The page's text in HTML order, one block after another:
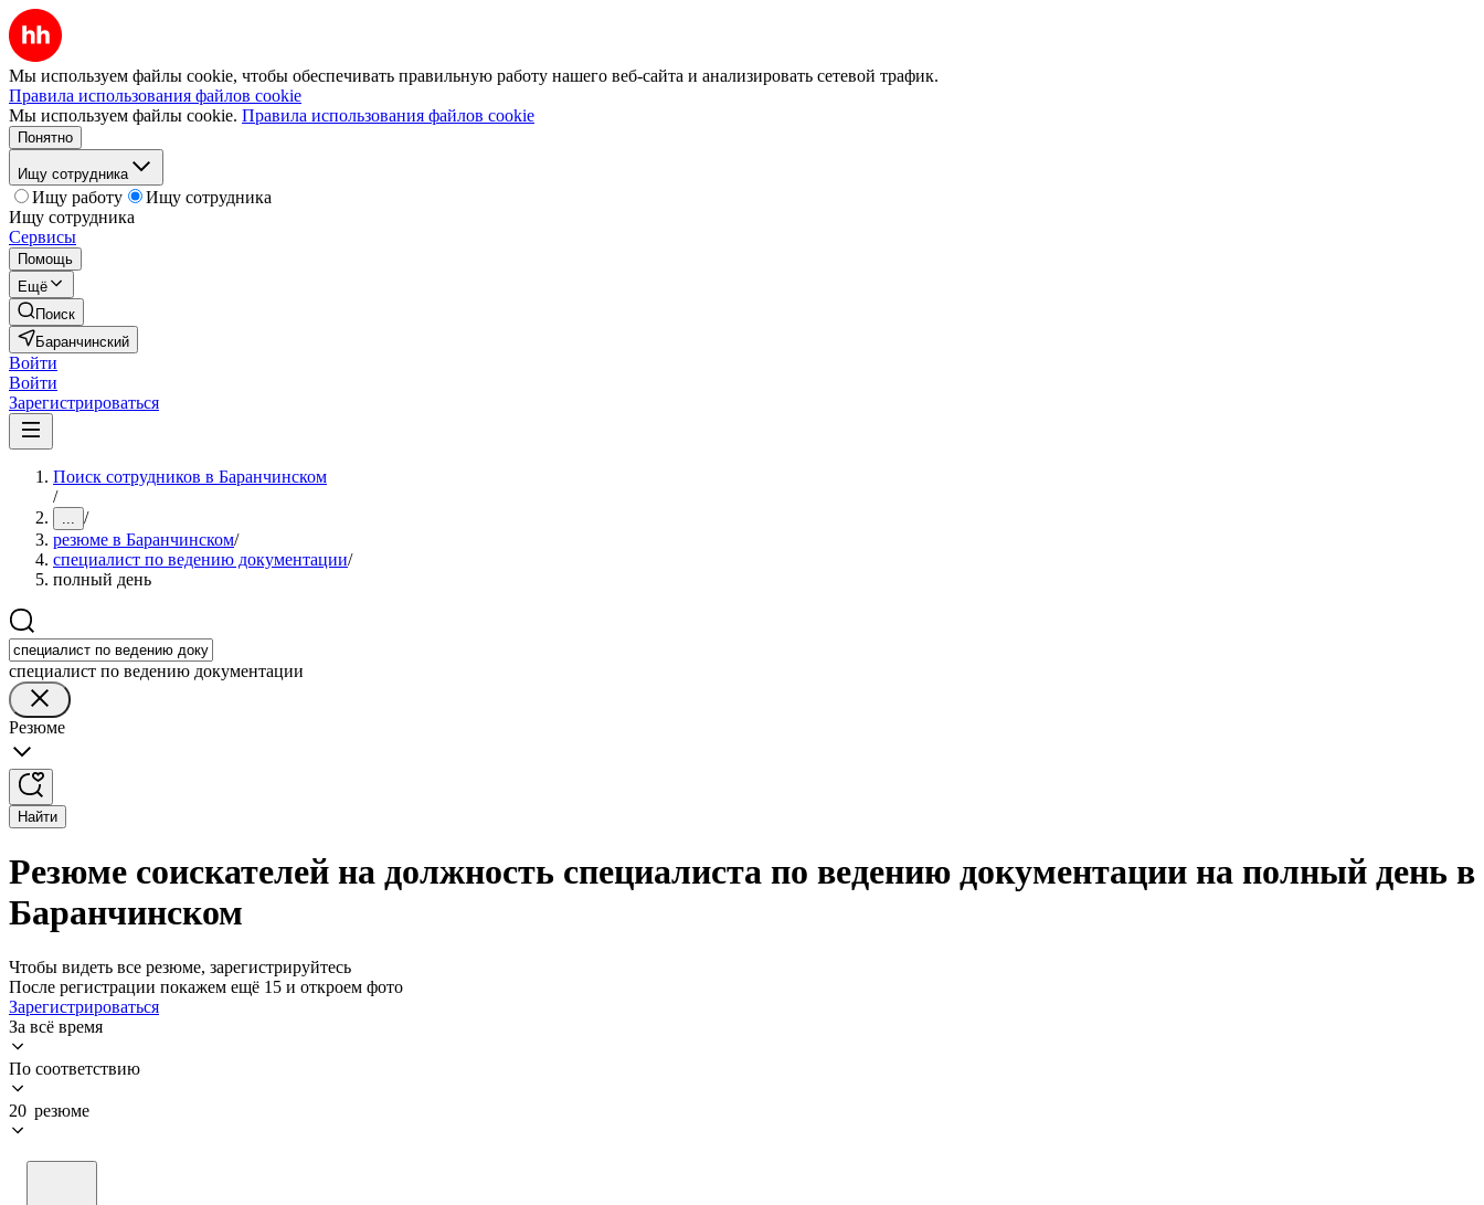
Мы используем файлы cookie, чтобы обеспечивать правильную работу нашего веб-сайта и анализировать сетевой трафик.
Правила использования файлов cookie
Мы используем файлы cookie. Правила использования файлов cookie
Понятно
Ищу сотрудника
Ищу работу
Ищу сотрудника
Ищу сотрудника
Сервисы
Помощь
Ещё
Поиск
Баранчинский
Войти
Войти
Зарегистрироваться
Поиск сотрудников в Баранчинском
/
... /
резюме в Баранчинском/
специалист по ведению документации/
полный день
специалист по ведению документации
Резюме
Найти
Резюме соискателей на должность специалиста по ведению документации на полный день в
Баранчинском
Чтобы видеть все резюме, зарегистрируйтесь
После регистрации покажем ещё 15 и откроем фото
Зарегистрироваться
За всё время
По соответствию
20 резюме